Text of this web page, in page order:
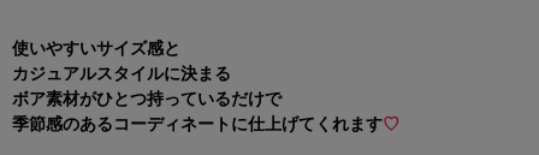
使いやすいサイズ感と
カジュアルスタイルに決まる
ボア素材がひとつ持っているだけで
季節感のあるコーディネートに仕上げてくれます♡